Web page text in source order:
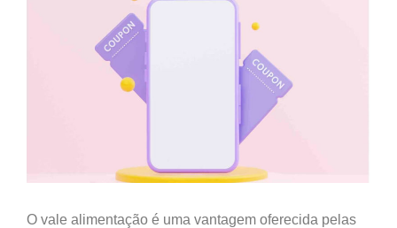
O vale alimentação é uma vantagem oferecida pelas